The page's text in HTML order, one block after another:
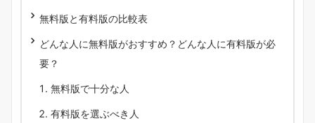
無料版と有料版の比較表
どんな人に無料版がおすすめ？どんな人に有料版が必
要？
無料版で十分な人
有料版を選ぶべき人